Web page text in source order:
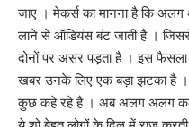
जाए । मेकर्स का मानना है कि
लाने से ऑडियंस बंट जाती है ।
दोनों पर असर पड़ता है । इस
खबर उनके लिए एक बड़ा झटका है
कुछ कहे रहे है । अब अलग अलग